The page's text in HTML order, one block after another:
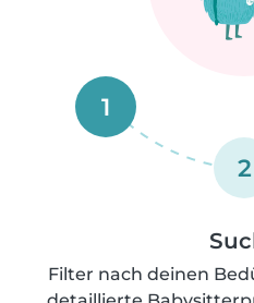
1
2
Filter nach deinen